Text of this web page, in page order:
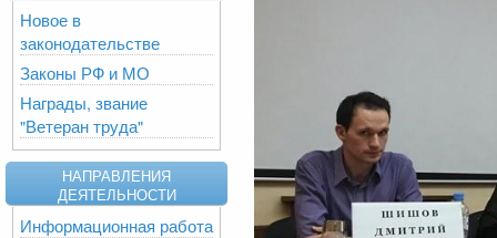
Новое в
законодательстве
Законы РФ и МО
Награды, звание
"Ветеран труда"
НАПРАВЛЕНИЯ
ДЕЯТЕЛЬНОСТИ
Информационная работа